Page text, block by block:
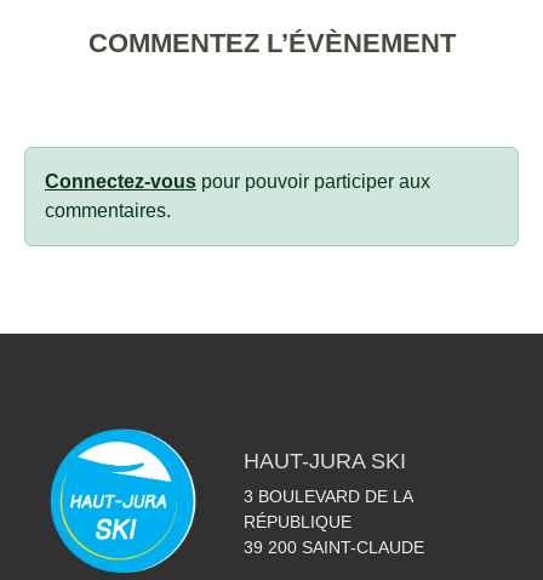
COMMENTEZ L’ÉVÈNEMENT
Connectez-vous pour pouvoir participer aux
commentaires.
HAUT-JURA SKI
3 BOULEVARD DE LA
RÉPUBLIQUE
39 200 SAINT-CLAUDE